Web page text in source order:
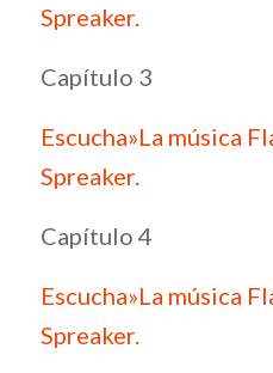
Spreaker.
Capítulo 3
Escucha»La música
Spreaker.
Capítulo 4
Escucha»La música
Spreaker.